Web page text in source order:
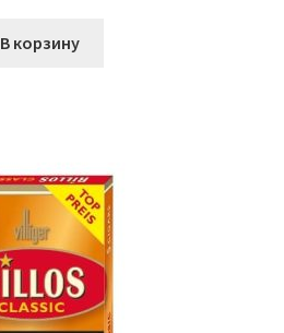
В корзину